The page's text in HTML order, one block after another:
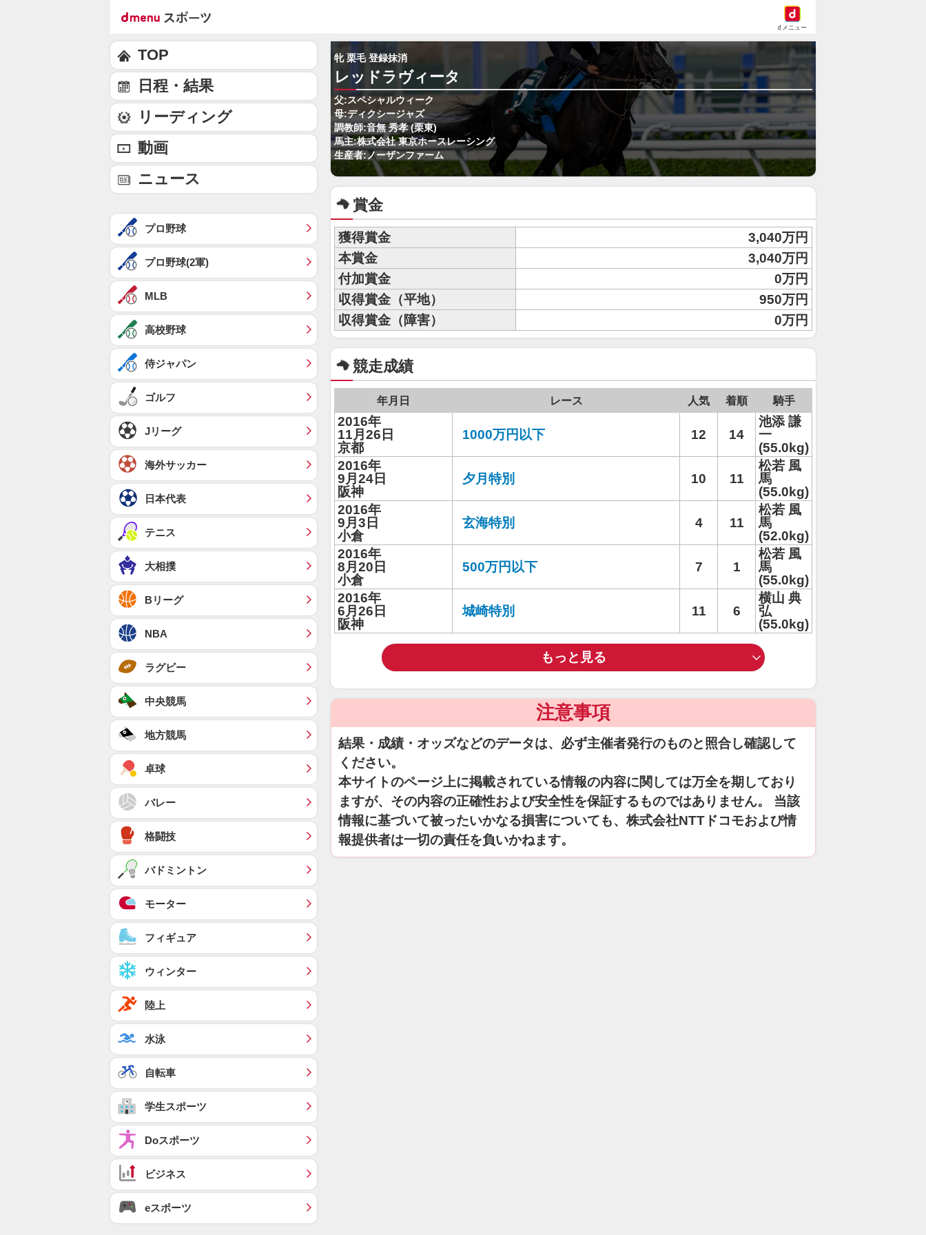
dメニュー
牝 栗毛 登録抹消
レッドラヴィータ
父:スペシャルウィーク
母:ディクシージャズ
調教師:音無 秀孝 (栗東)
馬主:株式会社 東京ホースレーシング
生産者:ノーザンファーム
賞金
獲得賞金
3,040万円
本賞金
3,040万円
付加賞金
0万円
収得賞金（平地）
950万円
収得賞金（障害）
0万円
競走成績
年月日 レース 人気 着順 騎手
2016年
11月26日
京都
1000万円以下 12 14
池添 謙
一
(55.0kg)
2016年
9月24日
阪神
夕月特別 10 11
松若 風
馬
(55.0kg)
2016年
9月3日
小倉
玄海特別 4 11
松若 風
馬
(52.0kg)
2016年
8月20日
小倉
500万円以下 7 1
松若 風
馬
(55.0kg)
2016年
6月26日
阪神
城崎特別 11 6
横山 典
弘
(55.0kg)
もっと見る
注意事項
結果・成績・オッズなどのデータは、必ず主催者発行のものと照合し確認して
ください。
本サイトのページ上に掲載されている情報の内容に関しては万全を期しており
ますが、その内容の正確性および安全性を保証するものではありません。 当該
情報に基づいて被ったいかなる損害についても、株式会社NTTドコモおよび情
報提供者は一切の責任を負いかねます。
TOP
日程・結果
リーディング
動画
ニュース
プロ野球
プロ野球(2軍)
MLB
高校野球
侍ジャパン
ゴルフ
Jリーグ
海外サッカー
日本代表
テニス
大相撲
Bリーグ
NBA
ラグビー
中央競馬
地方競馬
卓球
バレー
格闘技
バドミントン
モーター
フィギュア
ウィンター
陸上
水泳
自転車
学生スポーツ
Doスポーツ
ビジネス
eスポーツ